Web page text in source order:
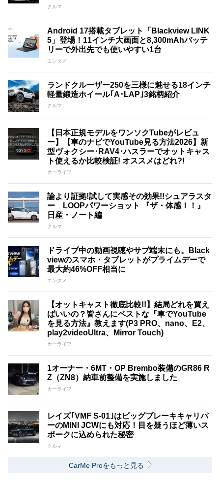
クルマ
Android 17搭載タブレット「Blackview LINK
5」登場！11インチ大画面と8,300mAhバッテ
リーで外出先でも使いやすい1台
エンタメ
ランドクルーザー250を三様に魅せる18インチ
軽量鍛造ホイール｢A･LAP｣3銘柄紹介
クルマ
【日本正規モデルをワンソクTubeがレビュ
ー】【車のナビでYouTube見る方法2026】新
型ヴォクシー･RAV4･ハスラーでオットキャス
ト使えるか比較検証! オススメはどれ?!
カーライフ
論より証拠!試して実感その効果!!シュアラスタ
ー LOOPパワーショット 『ザ・体感！！』
日産・ノート編
クルマ
ドライブ中の動画視聴やサブ端末にも。Black
viewのスマホ・タブレットがプライムデーで
最大約46%OFF相当に
エンタメ
【オットキャスト徹底比較!!】結局どれを買え
ばいいの？皆さんにベストな『車でYouTube
を見る方法』教えます(P3 PRO、nano、E2、
play2videoUltra、Mirror Touch)
カーライフ
1オーナー・6MT・OP Brembo装備のGR86 R
Z（ZN8）納車前整備を実施しました
カーライフ
レイズ｢VMF S-01｣はビッグブレーキキャリパ
ーのMINI JCWにも対応！目を疑うほど薄いス
ポークに込められた秘密
クルマ
CarMe Proをもっと見る